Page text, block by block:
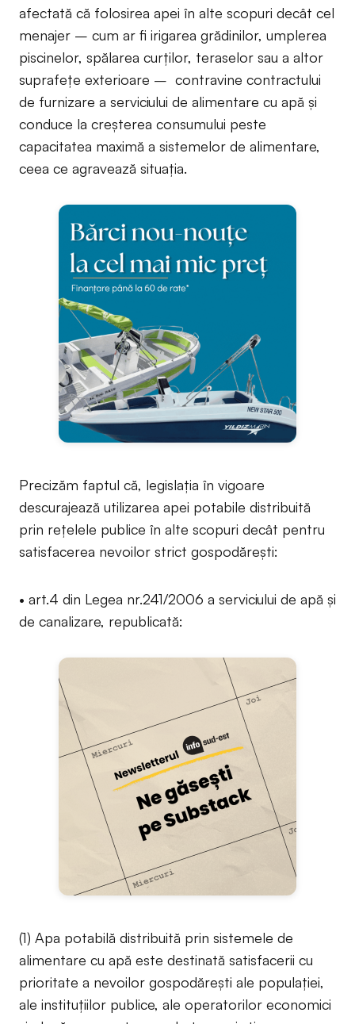
afectată că folosirea apei în alte scopuri decât cel
menajer – cum ar fi irigarea grădinilor, umplerea
piscinelor, spălarea curților, teraselor sau a altor
suprafețe exterioare – contravine contractului
de furnizare a serviciului de alimentare cu apă și
conduce la creșterea consumului peste
capacitatea maximă a sistemelor de alimentare,
ceea ce agravează situația.
Precizăm faptul că, legislația în vigoare
descurajează utilizarea apei potabile distribuită
prin rețelele publice în alte scopuri decât pentru
satisfacerea nevoilor strict gospodărești:
• art.4 din Legea nr.241/2006 a serviciului de apă și
de canalizare, republicată:
(1) Apa potabilă distribuită prin sistemele de
alimentare cu apă este destinată satisfacerii cu
prioritate a nevoilor gospodărești ale populației,
ale instituțiilor publice, ale operatorilor economici